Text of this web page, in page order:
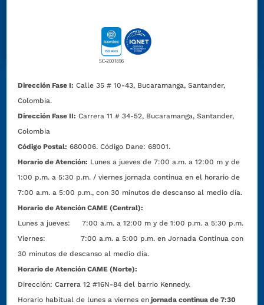
Dirección Fase I: Calle 35 # 10-43, Bucaramanga, Santander,
Colombia.
Dirección Fase II: Carrera 11 # 34-52, Bucaramanga, Santander,
Colombia
Código Postal: 680006. Código Dane: 68001.
Horario de Atención: Lunes a jueves de 7:00 a.m. a 12:00 m y de
1:00 p.m. a 5:30 p.m. / viernes jornada continua en el horario de
7:00 a.m. a 5:00 p.m., con 30 minutos de descanso al medio día.
Horario de Atención CAME (Central):
Lunes a jueves: 7:00 a.m. a 12:00 m y de 1:00 p.m. a 5:30 p.m.
Viernes: 7:00 a.m. a 5:00 p.m. en Jornada Continua con
30 minutos de descanso al medio día.
Horario de Atención CAME (Norte):
Dirección:Carrera 12 #16N-84 del barrio Kennedy.
Horario habitual de lunes a viernes en jornada continua de 7:30